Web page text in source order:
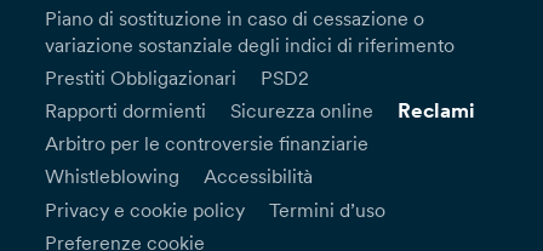
Piano di sostituzione in caso di cessazione o
variazione sostanziale degli indici di riferimento
Prestiti Obbligazionari
PSD2
Rapporti dormienti
Sicurezza online Reclami
Arbitro per le controversie finanziarie
Whistleblowing
Accessibilità
Privacy e cookie policy
Termini d’uso
Preferenze cookie